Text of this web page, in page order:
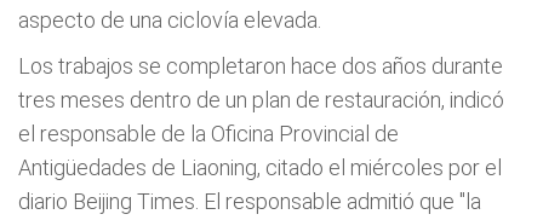
aspecto de una ciclovía elevada.
Los trabajos se completaron hace dos años durante
tres meses dentro de un plan de restauración, indicó
el responsable de la Oficina Provincial de
Antigüedades de Liaoning, citado el miércoles por el
diario Beijing Times. El responsable admitió que "la